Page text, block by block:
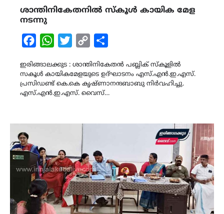
ശാന്തിനികേതനിൽ സ്കൂൾ കായിക മേള
നടന്നു
FacebookWhatsAppTwitterCopy
ഇരിങ്ങാലക്കുട : ശാന്തിനികേതൻ പബ്ലിക് സ്കൂളിൽ
സകൂൾ കായികമേളയുടെ ഉദ്ഘാടനം എസ്.എൻ.ഇ.എസ്.
പ്രസിഡണ്ട് കെ.കെ കൃഷ്ണാനന്ദബാബു നിർവഹിച്ചു.
എസ്.എൻ.ഇ.എസ്. വൈസ്…